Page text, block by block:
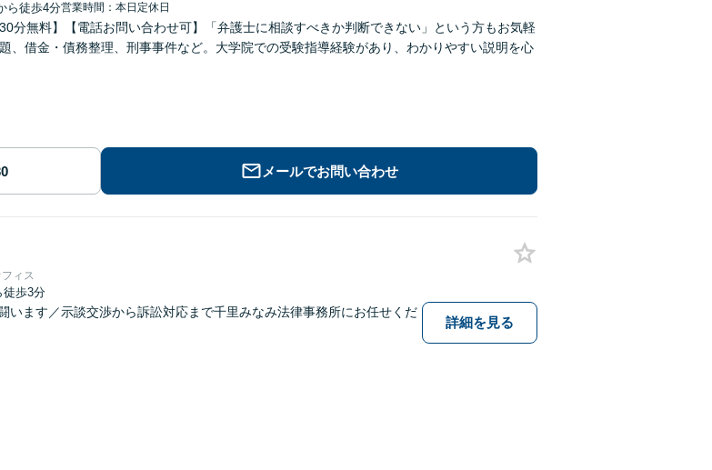
ら徒歩4分営業時間：本日定休日
分無料】【電話お問い合わせ可】「弁護士に相談すべきか判断できない」という方もお気軽
、借金・債務整理、刑事事件など。大学院での受験指導経験があり、わかりやすい説明を心
メールでお問い合わせ
ィス
徒歩3分
います／示談交渉から訴訟対応まで千里みなみ法律事務所にお任せくだ
詳細を見る